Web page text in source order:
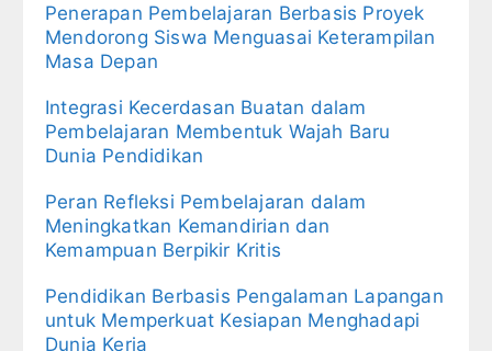
Penerapan Pembelajaran Berbasis Proyek
Mendorong Siswa Menguasai Keterampilan
Masa Depan
Integrasi Kecerdasan Buatan dalam
Pembelajaran Membentuk Wajah Baru
Dunia Pendidikan
Peran Refleksi Pembelajaran dalam
Meningkatkan Kemandirian dan
Kemampuan Berpikir Kritis
Pendidikan Berbasis Pengalaman Lapangan
untuk Memperkuat Kesiapan Menghadapi
Dunia Kerja